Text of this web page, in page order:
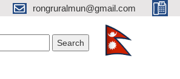
rongruralmun@gmail.com